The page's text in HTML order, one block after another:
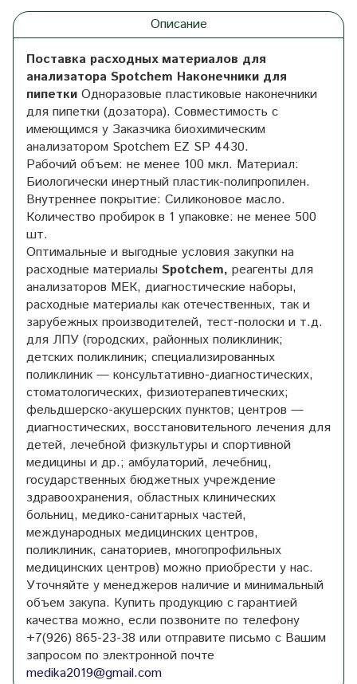
Описание
Поставка расходных материалов для
анализатора Spotchem Наконечники для
пипетки Одноразовые пластиковые наконечники
для пипетки (дозатора). Совместимость с
имеющимся у Заказчика биохимическим
анализатором Spotchem EZ SP 4430.
Рабочий объем: не менее 100 мкл. Материал:
Биологически инертный пластик-полипропилен.
Внутреннее покрытие: Силиконовое масло.
Количество пробирок в 1 упаковке: не менее 500
шт.
Оптимальные и выгодные условия закупки на
расходные материалы Spotchem, реагенты для
анализаторов МЕК, диагностические наборы,
расходные материалы как отечественных, так и
зарубежных производителей, тест-полоски и т.д.
для ЛПУ (городских, районных поликлиник;
детских поликлиник; специализированных
поликлиник — консультативно-диагностических,
стоматологических, физиотерапевтических;
фельдшерско-акушерских пунктов; центров —
диагностических, восстановительного лечения для
детей, лечебной физкультуры и спортивной
медицины и др.; амбулаторий, лечебниц,
государственных бюджетных учреждение
здравоохранения, областных клинических
больниц, медико-санитарных частей,
международных медицинских центров,
поликлиник, санаториев, многопрофильных
медицинских центров) можно приобрести у нас.
Уточняйте у менеджеров наличие и минимальный
объем закупа. Купить продукцию с гарантией
качества можно, если позвоните по телефону
+7(926) 865-23-38 или отправите письмо с Вашим
запросом по электронной почте
medika2019@gmail.com